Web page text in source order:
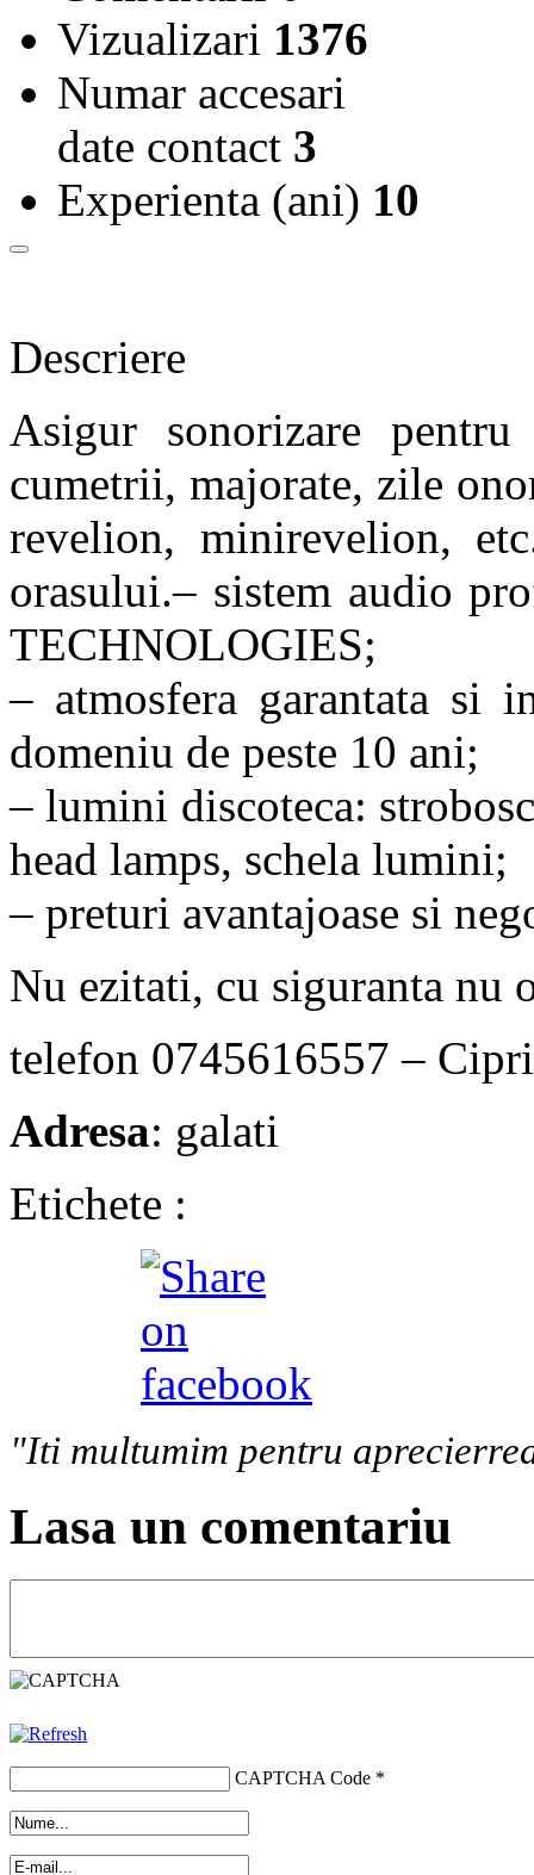
Vizualizari 1376
Numar accesari
date contact 3
Experienta (ani) 10
Descriere
Asigur sonorizare
cumetrii, majorate, zile
revelion, minirevelion,
orasului.– sistem audio
TECHNOLOGIES;
– atmosfera garantata si
domeniu de peste 10 ani;
– lumini discoteca:
head lamps, schela lumini;
– preturi avantajoase si
Nu ezitati, cu siguranta nu
telefon 0745616557 –
Adresa: galati
Etichete :
"Iti multumim pentru
Lasa un comentariu
CAPTCHA Code *